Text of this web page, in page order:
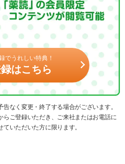
でうれしい特典！
はこちら
なく変更・終了する場合がございます。
ご登録いただき、ご来社またはお電話に
いただいた方に限ります。